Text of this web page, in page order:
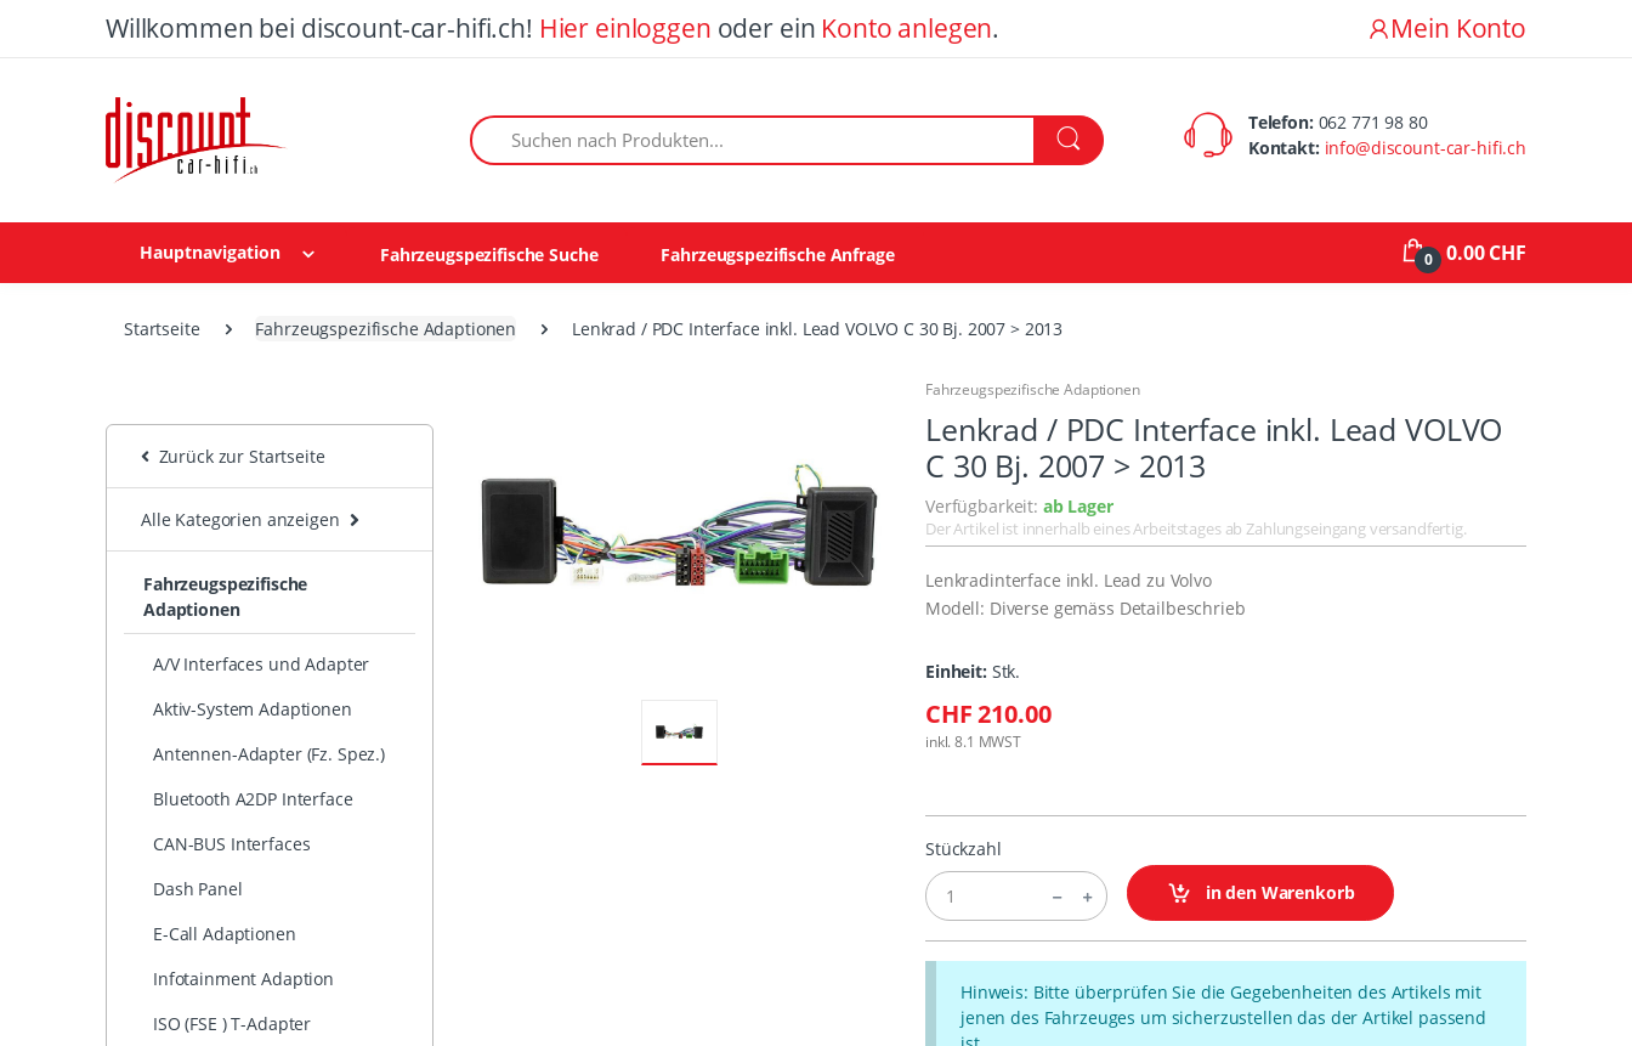
Willkommen bei discount-car-hifi.ch! Hier einloggen oder ein Konto anlegen. Mein Konto
Suchen nach Produkten: Telefon: 062 771 98 80
Kontakt: info@discount-car-hifi.ch
Hauptnavigation Fahrzeugspezifische Suche Fahrzeugspezifische Anfrage 0 0.00 CHF
Startseite Fahrzeugspezifische Adaptionen Lenkrad / PDC Interface inkl. Lead VOLVO C 30 Bj. 2007 > 2013
Zurück zur Startseite
Alle Kategorien anzeigen
Fahrzeugspezifische
Adaptionen
A/V Interfaces und Adapter
Aktiv-System Adaptionen
Antennen-Adapter (Fz. Spez.)
Bluetooth A2DP Interface
CAN-BUS Interfaces
Dash Panel
E-Call Adaptionen
Infotainment Adaption
ISO (FSE ) T-Adapter
Fahrzeugspezifische Adaptionen
Lenkrad / PDC Interface inkl. Lead VOLVO
C 30 Bj. 2007 > 2013
Verfügbarkeit: ab Lager
Der Artikel ist innerhalb eines Arbeitstages ab Zahlungseingang versandfertig.
Lenkradinterface inkl. Lead zu Volvo
Modell: Diverse gemäss Detailbeschrieb
Einheit: Stk.
CHF 210.00
inkl. 8.1 MWST
Stückzahl
in den Warenkorb
Hinweis: Bitte überprüfen Sie die Gegebenheiten des Artikels mit
jenen des Fahrzeuges um sicherzustellen das der Artikel passend